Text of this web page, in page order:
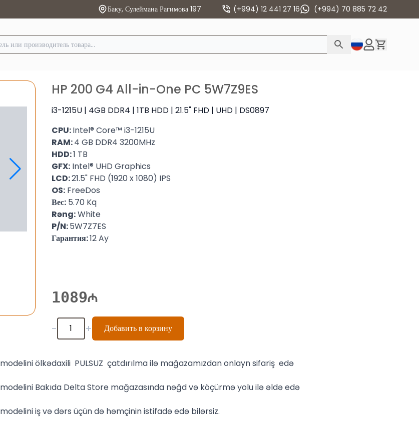
Баку, Сулеймана Рагимова 197 (+994) 12 441 27 16 (+994) 70 885 72 42
HP 200 G4 All-in-One PC 5W7Z9ES
i3-1215U | 4GB DDR4 | 1TB HDD | 21.5" FHD | UHD | DS0897
CPU:Intel® Core™ i3-1215U
RAM:4 GB DDR4 3200MHz
HDD:1 TB
GFX:Intel® UHD Graphics
LCD:21.5" FHD (1920 x 1080) IPS
OS:FreeDos
Вес:5.70 Kq
Rəng:White
P/N:5W7Z7ES
Гарантия:12 Ay
1089
- + Добавить в корзину
modelini ölkədaxili PULSUZ çatdırılma ilə mağazamızdan onlayn sifariş edə
modelini Bakıda Delta Store mağazasında nəğd və köçürmə yolu ilə əldə edə
modelini iş və dərs üçün də həmçinin istifadə edə bilərsiz.